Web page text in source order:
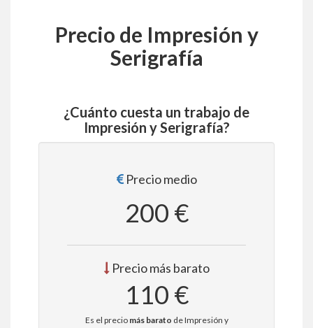
Precio de Impresión y
Serigrafía
¿Cuánto cuesta un trabajo de
Impresión y Serigrafía?
Precio medio
200 €
Precio más barato
110 €
Es el precio más barato de Impresión y